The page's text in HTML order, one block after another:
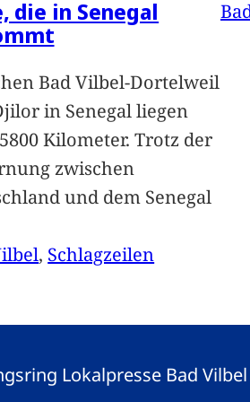
die in Senegal
Bad Vilbel-Dortelweil
in Senegal liegen
Kilometer. Trotz der
zwischen
und dem Senegal
, Schlagzeilen
Lokalpresse Bad